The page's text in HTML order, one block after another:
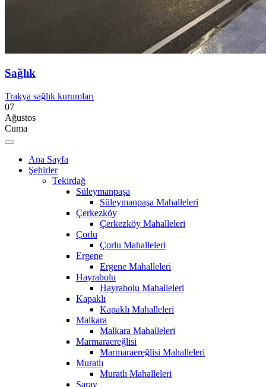
Sağlık
Trakya sağlık kurumları
07
Ağustos
Cuma
Ana Sayfa
Şehirler
Tekirdağ
Süleymanpaşa
Süleymanpaşa Mahalleleri
Çerkezköy
Çerkezköy Mahalleleri
Çorlu
Çorlu Mahalleleri
Ergene
Ergene Mahalleleri
Hayrabolu
Hayrabolu Mahalleleri
Kapaklı
Kapaklı Mahalleleri
Malkara
Malkara Mahalleleri
Marmaraereğlisi
Marmaraereğlisi Mahalleleri
Muratlı
Muratlı Mahalleleri
Saray